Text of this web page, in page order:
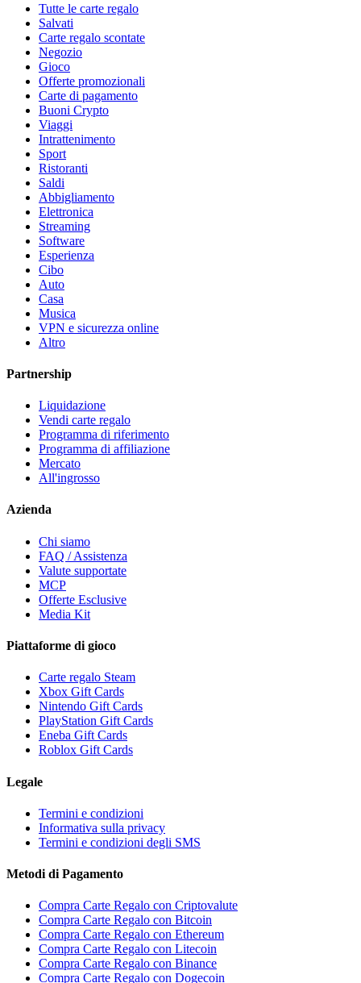
Tutte le carte regalo
Salvati
Carte regalo scontate
Negozio
Gioco
Offerte promozionali
Carte di pagamento
Buoni Crypto
Viaggi
Intrattenimento
Sport
Ristoranti
Saldi
Abbigliamento
Elettronica
Streaming
Software
Esperienza
Cibo
Auto
Casa
Musica
VPN e sicurezza online
Altro
Partnership
Liquidazione
Vendi carte regalo
Programma di riferimento
Programma di affiliazione
Mercato
All'ingrosso
Azienda
Chi siamo
FAQ / Assistenza
Valute supportate
MCP
Offerte Esclusive
Media Kit
Piattaforme di gioco
Carte regalo Steam
Xbox Gift Cards
Nintendo Gift Cards
PlayStation Gift Cards
Eneba Gift Cards
Roblox Gift Cards
Legale
Termini e condizioni
Informativa sulla privacy
Termini e condizioni degli SMS
Metodi di Pagamento
Compra Carte Regalo con Criptovalute
Compra Carte Regalo con Bitcoin
Compra Carte Regalo con Ethereum
Compra Carte Regalo con Litecoin
Compra Carte Regalo con Binance
Compra Carte Regalo con Dogecoin